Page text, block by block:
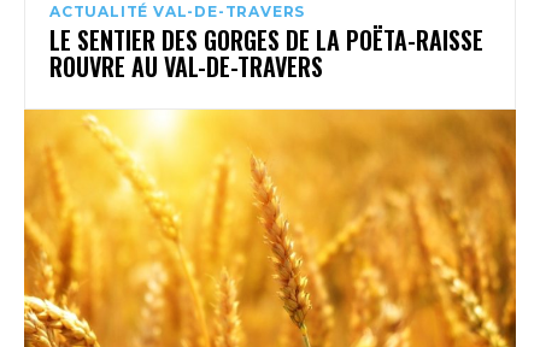
ACTUALITÉ VAL-DE-TRAVERS
LE SENTIER DES GORGES DE LA POËTA-RAISSE
ROUVRE AU VAL-DE-TRAVERS